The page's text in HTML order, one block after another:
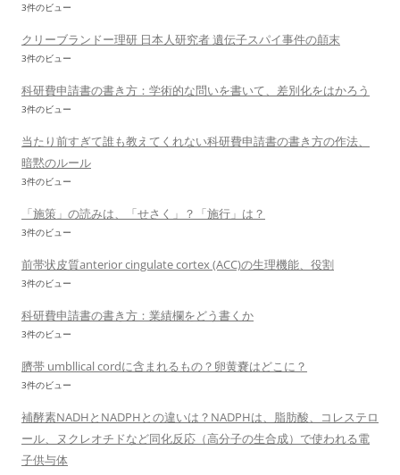
3件のビュー
クリーブランドー理研 日本人研究者 遺伝子スパイ事件の顛末
3件のビュー
科研費申請書の書き方：学術的な問いを書いて、差別化をはかろう
3件のビュー
当たり前すぎて誰も教えてくれない科研費申請書の書き方の作法、
暗黙のルール
3件のビュー
「施策」の読みは、「せさく」？「施行」は？
3件のビュー
前帯状皮質anterior cingulate cortex (ACC)の生理機能、役割
3件のビュー
科研費申請書の書き方：業績欄をどう書くか
3件のビュー
臍帯 umbllical cordに含まれるもの？卵黄嚢はどこに？
3件のビュー
補酵素NADHとNADPHとの違いは？NADPHは、脂肪酸、コレステロ
ール、ヌクレオチドなど同化反応（高分子の生合成）で使われる電
子供与体